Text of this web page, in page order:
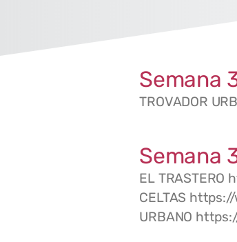
Semana
TROVADOR
Semana
EL
CELTAS
URBANO